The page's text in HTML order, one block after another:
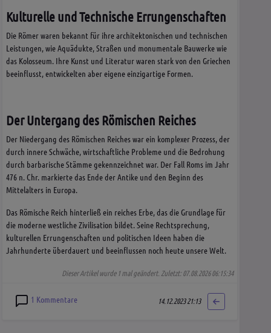
Kulturelle und Technische Errungenschaften
Die Römer waren bekannt für ihre architektonischen und technischen
Leistungen, wie Aquädukte, Straßen und monumentale Bauwerke wie
das Kolosseum. Ihre Kunst und Literatur waren stark von den Griechen
beeinflusst, entwickelten aber eigene einzigartige Formen.
Der Untergang des Römischen Reiches
Der Niedergang des Römischen Reiches war ein komplexer Prozess, der
durch innere Schwäche, wirtschaftliche Probleme und die Bedrohung
durch barbarische Stämme gekennzeichnet war. Der Fall Roms im Jahr
476 n. Chr. markierte das Ende der Antike und den Beginn des
Mittelalters in Europa.
Das Römische Reich hinterließ ein reiches Erbe, das die Grundlage für
die moderne westliche Zivilisation bildet. Seine Rechtsprechung,
kulturellen Errungenschaften und politischen Ideen haben die
Jahrhunderte überdauert und beeinflussen noch heute unsere Welt.
Dieser Artikel wurde 1 mal geändert. Zuletzt: 07.08.2026 06:15:34
1 Kommentare 14.12.2023 21:13